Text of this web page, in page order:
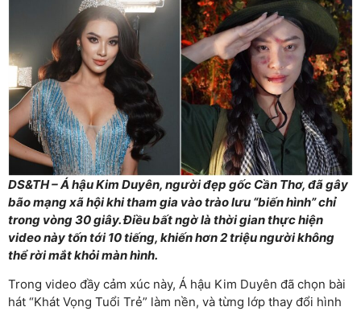
DS&TH – Á hậu Kim Duyên, người đẹp gốc Cần Thơ, đã gây
bão mạng xã hội khi tham gia vào trào lưu “biến hình” chỉ
trong vòng 30 giây. Điều bất ngờ là thời gian thực hiện
video này tốn tới 10 tiếng, khiến hơn 2 triệu người không
thể rời mắt khỏi màn hình.
Trong video đầy cảm xúc này, Á hậu Kim Duyên đã chọn bài
hát “Khát Vọng Tuổi Trẻ” làm nền, và từng lớp thay đổi hình